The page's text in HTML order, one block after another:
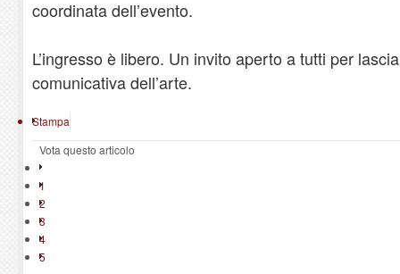
coordinata dell’evento.
L’ingresso è libero. Un invito aperto a tutti per
comunicativa dell’arte.
Stampa
Vota questo articolo
1
2
3
4
5